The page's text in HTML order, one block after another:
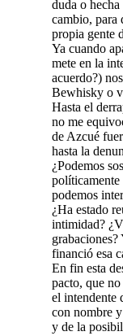
duda o
cambio, para
propia gente
Ya cuando
mete en la
acuerdo?)
Bewhisky o
Hasta el
no me
de Azcué
hasta la
¿Podemos
políticamente
podemos
¿Ha estado
intimidad?
financió esa
En fin esta
pacto, que
el intendente
con nombre
y de la